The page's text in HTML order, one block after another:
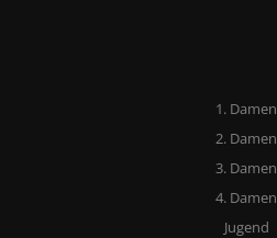
1. Damen
2. Damen
3. Damen
4. Damen
Jugend